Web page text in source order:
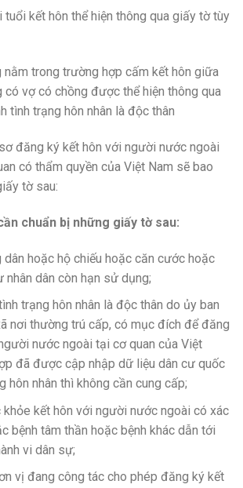
kết hôn thể hiện thông qua giấy tờ tùy
nằm trong trường hợp cấm kết hôn giữa
vợ có chồng được thể hiện thông qua
tình trạng hôn nhân là độc thân
đăng ký kết hôn với người nước ngoài
có thẩm quyền của Việt Nam sẽ bao
tờ sau:
chuẩn bị những giấy tờ sau:
hoặc hộ chiếu hoặc căn cước hoặc
nhân dân còn hạn sử dụng;
trạng hôn nhân là độc thân do ủy ban
nơi thường trú cấp, có mục đích để đăng
nước ngoài tại cơ quan của Việt
đã được cập nhập dữ liệu dân cư quốc
hôn nhân thì không cần cung cấp;
khỏe kết hôn với người nước ngoài có xác
bệnh tâm thần hoặc bệnh khác dẫn tới
vi dân sự;
vị đang công tác cho phép đăng ký kết